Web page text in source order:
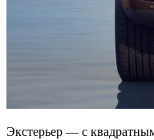
Экстерьер — с